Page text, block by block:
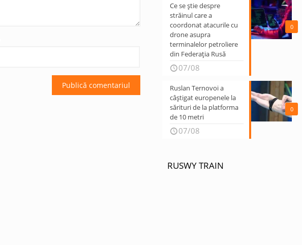
0
Ce se știe despre
străinul care a
coordonat atacurile cu
drone asupra
terminalelor petroliere
din Federația Rusă
07/08
0
Ruslan Ternovoi a
câștigat europenele la
sărituri de la platforma
de 10 metri
07/08
RUSWY TRAIN